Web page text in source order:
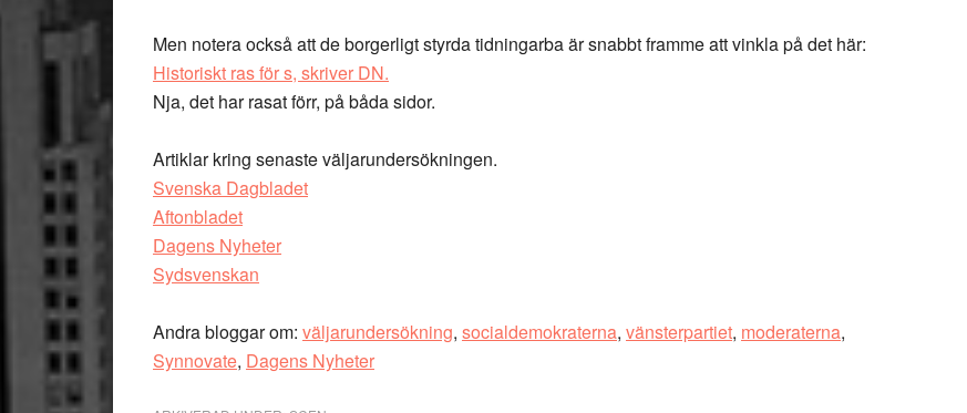
Men notera också att de borgerligt styrda tidningarba är snabbt framme att vinkla på det här:
Historiskt ras för s, skriver DN.
Nja, det har rasat förr, på båda sidor.
Artiklar kring senaste väljarundersökningen.
Svenska Dagbladet
Aftonbladet
Dagens Nyheter
Sydsvenskan
Andra bloggar om: väljarundersökning, socialdemokraterna, vänsterpartiet, moderaterna,
Synnovate, Dagens Nyheter